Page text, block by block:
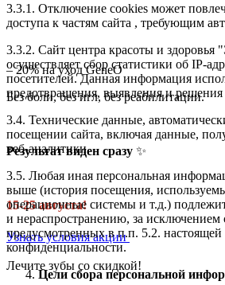
– 20% на уход GeneO
Без боли, без игл, без реабилитации.
Результат виден сразу ✨
15-25 августа!
Узнать условия акции
Лечите зубы со скидкой!
3.3.1. Отключение cookies может
доступа к частям сайта , требующим
3.3.2. Сайт центра красоты и здоровья
осуществляет сбор статистики об IP-
посетителей. Данная информация
предотвращения, выявления и
3.4. Технические данные,
посещении сайта, включая данные,
веб-аналитики.
3.5. Любая иная персональная
выше (история посещения,
операционные системы и т.д.)
и нераспространению, за исключением
предусмотренных в п.п. 5.2.
конфиденциальности.
Цели сбора персональной